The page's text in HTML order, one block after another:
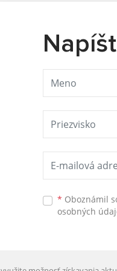
* Oboznámil
osobných